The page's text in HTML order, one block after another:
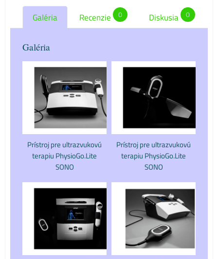
Galéria Recenzie 0 Diskusia 0
Galéria
Prístroj pre ultrazvukovú
terapiu PhysioGo.Lite
SONO
Prístroj pre ultrazvukovú
terapiu PhysioGo.Lite
SONO